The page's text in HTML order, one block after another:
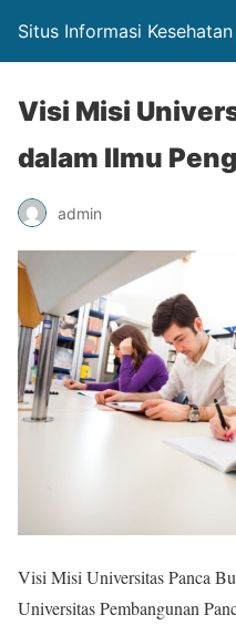
Situs Informasi Kesehatan
Visi Misi
dalam Ilmu
admin
Visi Misi Universitas Panca
Universitas Pembangunan